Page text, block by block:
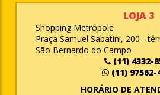
LOJA 3
Shopping Metrópole
Praça Samuel Sabatini, 200 -
São Bernardo do Campo
(11) 4332-
(11) 97562-
HORÁRIO DE